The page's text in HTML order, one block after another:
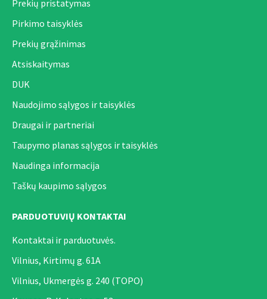
Prekių pristatymas
Pirkimo taisyklės
Prekių grąžinimas
Atsiskaitymas
DUK
Naudojimo sąlygos ir taisyklės
Draugai ir partneriai
Taupymo planas sąlygos ir taisyklės
Naudinga informacija
Taškų kaupimo sąlygos
PARDUOTUVIŲ KONTAKTAI
Kontaktai ir parduotuvės.
Vilnius, Kirtimų g. 61A
Vilnius, Ukmergės g. 240 (TOPO)